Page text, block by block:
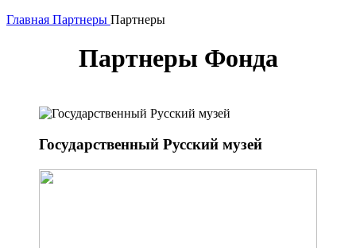
Главная Партнеры Партнеры
Партнеры Фонда
Государственный Русский музей